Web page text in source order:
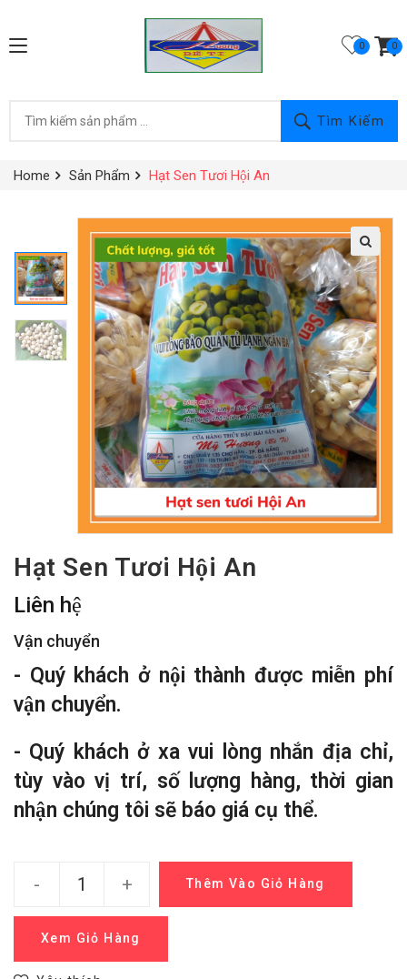
0
Tìm Kiếm
Home Sản Phẩm Hạt Sen Tươi Hội An
🔍
Hạt Sen Tươi Hội An
Liên hệ
Vận chuyển
- Quý khách ở nội thành được miễn phí
vận chuyển.
- Quý khách ở xa vui lòng nhắn địa chỉ,
tùy vào vị trí, số lượng hàng, thời gian
nhận chúng tôi sẽ báo giá cụ thể.
- + Thêm Vào Giỏ Hàng
Xem Giỏ Hàng